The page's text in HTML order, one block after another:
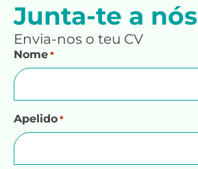
Junta-te a nós
Envia-nos o teu CV
Nome *
Apelido *